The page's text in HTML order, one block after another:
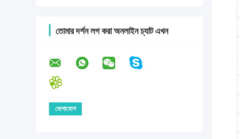
তোমার দর্শন লগ করা অনলাইন চ্যাট এখন